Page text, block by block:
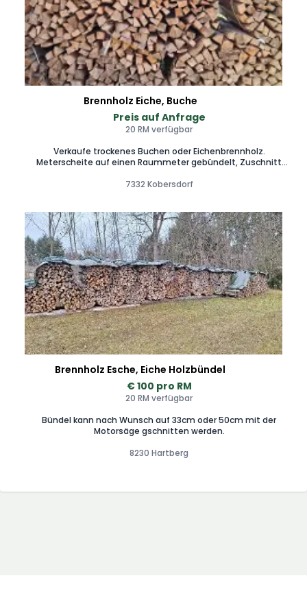
Brennholz Eiche, Buche
Preis auf Anfrage
20 RM verfügbar
Verkaufe trockenes Buchen oder Eichenbrennholz.
Meterscheite auf einen Raummeter gebündelt, Zuschnitt
Absprache
7332 Kobersdorf
Brennholz Esche, Eiche Holzbündel
€ 100 pro RM
20 RM verfügbar
Bündel kann nach Wunsch auf 33cm oder 50cm mit der
Motorsäge gschnitten werden.
8230 Hartberg